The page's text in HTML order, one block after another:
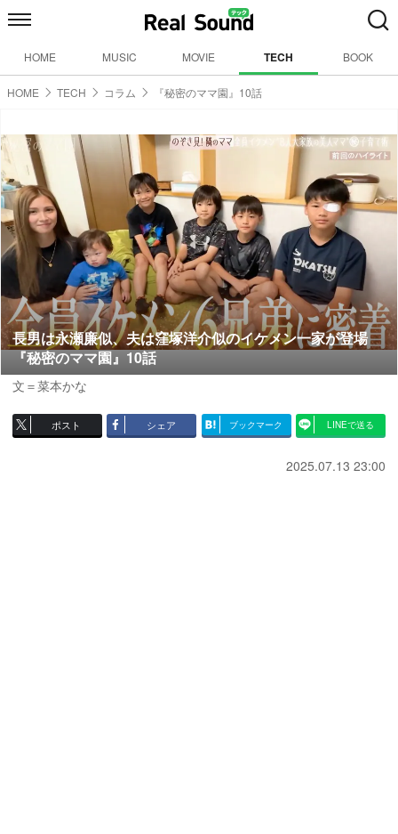
HOME MUSIC MOVIE TECH BOOK
HOME TECH コラム 『秘密のママ園』10話
長男は永瀬廉似、夫は窪塚洋介似のイケメン一家が登場
『秘密のママ園』10話
文＝菜本かな
ポスト シェア ブックマーク LINEで送る
2025.07.13 23:00